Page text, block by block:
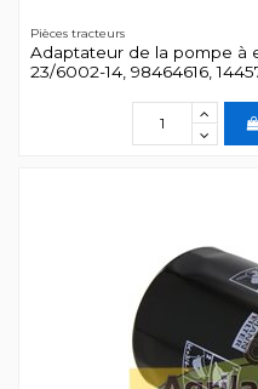
Pièces tracteurs
Adaptateur de la pompe à
23/6002-14, 98464616,